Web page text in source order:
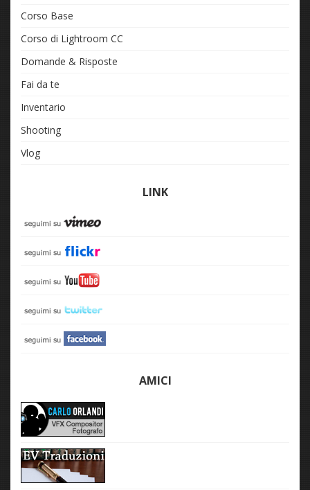
Corso Base
Corso di Lightroom CC
Domande & Risposte
Fai da te
Inventario
Shooting
Vlog
LINK
AMICI